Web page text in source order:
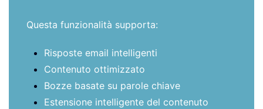
Questa funzionalità supporta:
Risposte email intelligenti
Contenuto ottimizzato
Bozze basate su parole chiave
Estensione intelligente del contenuto